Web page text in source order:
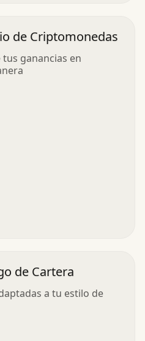
de Criptomonedas
ganancias en
de Cartera
a tu estilo de